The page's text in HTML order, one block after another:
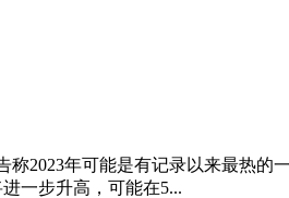
2023年可能是有记录以来最热的
一步升高，可能在5...